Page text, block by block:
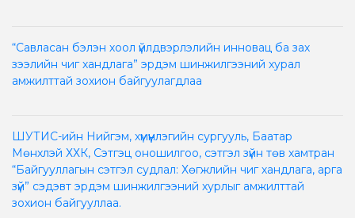
“Савласан бэлэн хоол үйлдвэрлэлийн инновац ба зах
зээлийн чиг хандлага” эрдэм шинжилгээний хурал
амжилттай зохион байгуулагдлаа
ШУТИС-ийн Нийгэм, хүмүүнлэгийн сургууль, Баатар
Мөнхлэй ХХК, Сэтгэц оношилгоо, сэтгэл зүйн төв хамтран
“Байгууллагын сэтгэл судлал: Хөгжлийн чиг хандлага, арга
зүй” сэдэвт эрдэм шинжилгээний хурлыг амжилттай
зохион байгууллаа.